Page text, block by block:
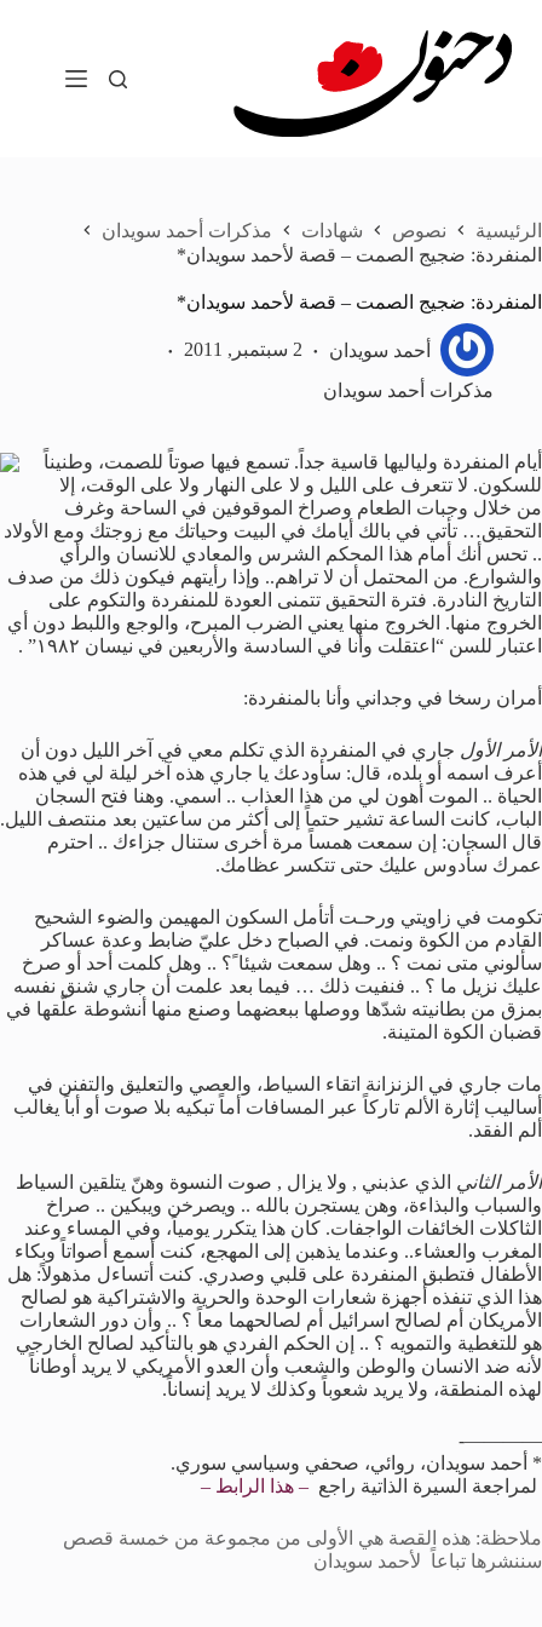
المحتوى
الرئيسية نصوص شهادات
مذكرات أحمد سويدان
المنفردة: ضجيج الصمت – قصة لأحمد سويدان*
المنفردة: ضجيج الصمت – قصة لأحمد سويدان*
أحمد سويدان
2 سبتمبر, 2011
مذكرات أحمد سويدان
أيام المنفردة ولياليها قاسية جداً. تسمع فيها صوتاً للصمت، وطنيناً
للسكون. لا تتعرف على الليل و لا على النهار ولا على الوقت، إلا
من خلال وجبات الطعام وصراخ الموقوفين في الساحة وغرف
التحقيق… تأتي في بالك أيامك في البيت وحياتك مع زوجتك ومع الأولاد
.. تحس أنك أمام هذا المحكم الشرس والمعادي للانسان والرأي
والشوارع. من المحتمل أن لا تراهم.. وإذا رأيتهم فيكون ذلك من صدف
التاريخ النادرة. فترة التحقيق تتمنى العودة للمنفردة والتكوم على
الخروج منها. الخروج منها يعني الضرب المبرح، والوجع واللبط دون أي
اعتبار للسن “اعتقلت وأنا في السادسة والأربعين في نيسان ١٩٨٢” .
أمران رسخا في وجداني وأنا بالمنفردة:
الأمر الأول جاري في المنفردة الذي تكلم معي في آخر الليل دون أن
أعرف اسمه أو بلده، قال: سأودعك يا جاري هذه آخر ليلة لي في هذه
الحياة .. الموت أهون لي من هذا العذاب .. اسمي. وهنا فتح السجان
الباب، كانت الساعة تشير حتماً إلى أكثر من ساعتين بعد منتصف الليل.
قال السجان: إن سمعت همساً مرة أخرى ستنال جزاءك .. احترم
عمرك سأدوس عليك حتى تتكسر عظامك.
تكومت في زاويتي ورحـت أتأمل السكون المهيمن والضوء الشحيح
القادم من الكوة ونمت. في الصباح دخل عليّ ضابط وعدة عساكر
سألوني متى نمت ؟ .. وهل سمعت شيئا ً؟ .. وهل كلمت أحد أو صرخ
عليك نزيل ما ؟ .. فنفيت ذلك … فيما بعد علمت أن جاري شنق نفسه
بمزق من بطانيته شدّها ووصلها ببعضهما وصنع منها أنشوطة علّقها في
قضبان الكوة المتينة.
مات جاري في الزنزانة اتقاء السياط، والعصي والتعليق والتفنن في
أساليب إثارة الألم تاركاً عبر المسافات أماً تبكيه بلا صوت أو أباً يغالب
ألم الفقد.
الأمر الثاني الذي عذبني , ولا يزال , صوت النسوة وهنّ يتلقين السياط
والسباب والبذاءة، وهن يستجرن بالله .. ويصرخن ويبكين .. صراخ
الثاكلات الخائفات الواجفات. كان هذا يتكرر يومياً، وفي المساء وعند
المغرب والعشاء.. وعندما يذهبن إلى المهجع، كنت أسمع أصواتاً وبكاء
الأطفال فتطبق المنفردة على قلبي وصدري. كنت أتساءل مذهولاً: هل
هذا الذي تنفذه أجهزة شعارات الوحدة والحرية والاشتراكية هو لصالح
الأمريكان أم لصالح اسرائيل أم لصالحهما معاً ؟ .. وأن دور الشعارات
هو للتغطية والتمويه ؟ .. إن الحكم الفردي هو بالتأكيد لصالح الخارجي
لأنه ضد الانسان والوطن والشعب وأن العدو الأمريكي لا يريد أوطاناً
لهذه المنطقة، ولا يريد شعوباً وكذلك لا يريد إنساناً.
————-
* أحمد سويدان، روائي، صحفي وسياسي سوري.
لمراجعة السيرة الذاتية راجع – هذا الرابط –
ملاحظة: هذه القصة هي الأولى من مجموعة من خمسة قصص
سننشرها تباعاً لأحمد سويدان